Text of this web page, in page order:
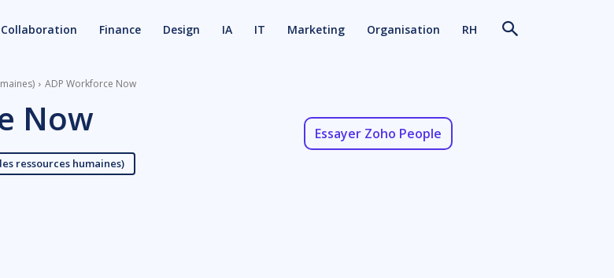
Collaboration Finance Design IA IT Marketing Organisation RH
ADP Workforce Now
Now
ressources humaines)
Essayer Zoho People